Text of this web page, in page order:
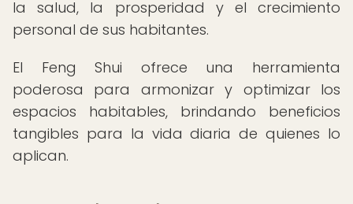
la salud, la prosperidad y el crecimiento
personal de sus habitantes.
El Feng Shui ofrece una herramienta
poderosa para armonizar y optimizar los
espacios habitables, brindando beneficios
tangibles para la vida diaria de quienes lo
aplican.